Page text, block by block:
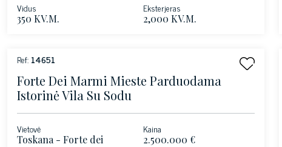
Vidus
350 KV.M.
Eksterjeras
2,000 KV.M.
Ref: 14651
Forte Dei Marmi Mieste Parduodama
Istorinė Vila Su Sodu
Vietovė
Toskana - Forte dei
Kaina
2.500.000 €